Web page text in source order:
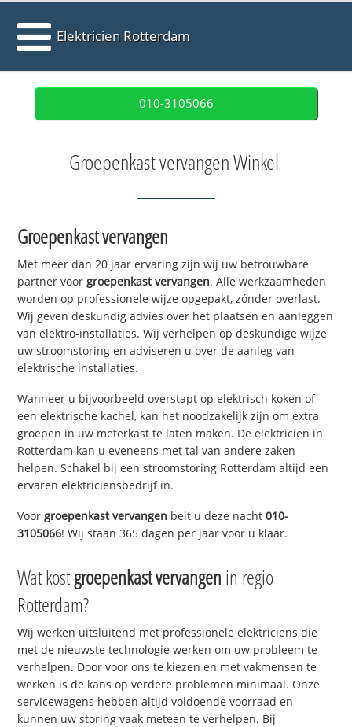
Elektricien Rotterdam
010-3105066
Groepenkast vervangen Winkel
Groepenkast vervangen
Met meer dan 20 jaar ervaring zijn wij uw betrouwbare
partner voorgroepenkast vervangen. Alle werkzaamheden
worden op professionele wijze opgepakt, zónder overlast.
Wij geven deskundig advies over het plaatsen en aanleggen
van elektro-installaties. Wij verhelpen op deskundige wijze
uw stroomstoring en adviseren u over de aanleg van
elektrische installaties.
Wanneer u bijvoorbeeld overstapt op elektrisch koken of
een elektrische kachel, kan het noodzakelijk zijn om extra
groepen in uw meterkast te laten maken. De elektricien in
Rotterdam kan u eveneens met tal van andere zaken
helpen. Schakel bij een stroomstoring Rotterdam altijd een
ervaren elektriciensbedrijf in.
Voorgroepenkast vervangen belt u deze nacht010-
3105066! Wij staan 365 dagen per jaar voor u klaar.
Wat kostgroepenkast vervangen in regio
Rotterdam?
Wij werken uitsluitend met professionele elektriciens die
met de nieuwste technologie werken om uw probleem te
verhelpen. Door voor ons te kiezen en met vakmensen te
werken is de kans op verdere problemen minimaal. Onze
servicewagens hebben altijd voldoende voorraad en
kunnen uw storing vaak meteen te verhelpen. Bij